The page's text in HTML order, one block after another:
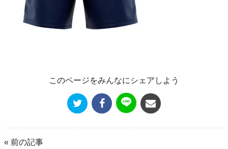
このページをみんなにシェアしよう
« 前の記事